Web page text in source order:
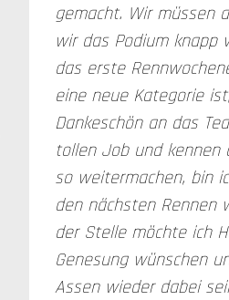
gemacht. Wir müssen
wir das Podium knapp
das erste
eine neue Kategorie
Dankeschön an das
tollen Job und
so weitermachen, bin
den nächsten Rennen
der Stelle möchte ich
Genesung wünschen
Assen wieder dabei